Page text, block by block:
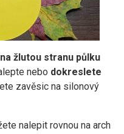
žlutou stranu půlku
nebo dokreslete
zavěsic na silonový
nalepit rovnou na arch